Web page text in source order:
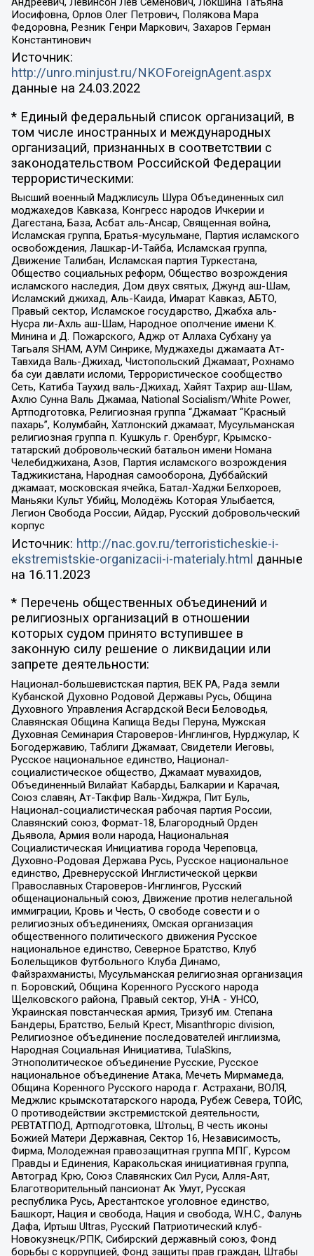
Иосифовна, Орлов Олег Петрович, Полякова Мара
Федоровна, Резник Генри Маркович, Захаров Герман
Константинович
Источник:
http://unro.minjust.ru/NKOForeignAgent.aspx
данные на 24.03.2022
* Единый федеральный список организаций, в
том числе иностранных и международных
организаций, признанных в соответствии с
законодательством Российской Федерации
террористическими:
Высший военный Маджлисуль Шура Объединенных сил
моджахедов Кавказа, Конгресс народов Ичкерии и
Дагестана, База, Асбат аль-Ансар, Священная война,
Исламская группа, Братья-мусульмане, Партия исламского
освобождения, Лашкар-И-Тайба, Исламская группа,
Движение Талибан, Исламская партия Туркестана,
Общество социальных реформ, Общество возрождения
исламского наследия, Дом двух святых, Джунд аш-Шам,
Исламский джихад, Аль-Каида, Имарат Кавказ, АБТО,
Правый сектор, Исламское государство, Джабха аль-
Нусра ли-Ахль аш-Шам, Народное ополчение имени К.
Минина и Д. Пожарского, Аджр от Аллаха Субхану уа
Тагьаля SHAM, АУМ Синрике, Муджахеды джамаата Ат-
Тавхида Валь-Джихад, Чистопольский Джамаат, Рохнамо
ба суи давлати исломи, Террористическое сообщество
Сеть, Катиба Таухид валь-Джихад, Хайят Тахрир аш-Шам,
Ахлю Сунна Валь Джамаа, National Socialism/White Power,
Артподготовка, Религиозная группа “Джамаат “Красный
пахарь”, Колумбайн, Хатлонский джамаат, Мусульманская
религиозная группа п. Кушкуль г. Оренбург, Крымско-
татарский добровольческий батальон имени Номана
Челебиджихана, Азов, Партия исламского возрождения
Таджикистана, Народная самооборона, Дуббайский
джамаат, московская ячейка, Батал-Хаджи Белхороев,
Маньяки Культ Убийц, Молодёжь Которая Улыбается,
Легион Свобода России, Айдар, Русский добровольческий
корпус
Источник: http://nac.gov.ru/terroristicheskie-i-
ekstremistskie-organizacii-i-materialy.html данные
на 16.11.2023
* Перечень общественных объединений и
религиозных организаций в отношении
которых судом принято вступившее в
законную силу решение о ликвидации или
запрете деятельности:
Национал-большевистская партия, ВЕК РА, Рада земли
Кубанской Духовно Родовой Державы Русь, Община
Духовного Управления Асгардской Веси Беловодья,
Славянская Община Капища Веды Перуна, Мужская
Духовная Семинария Староверов-Инглингов, Нурджулар, К
Богодержавию, Таблиги Джамаат, Свидетели Иеговы,
Русское национальное единство, Национал-
социалистическое общество, Джамаат мувахидов,
Объединенный Вилайат Кабарды, Балкарии и Карачая,
Союз славян, Ат-Такфир Валь-Хиджра, Пит Буль,
Национал-социалистическая рабочая партия России,
Славянский союз, Формат-18, Благородный Орден
Дьявола, Армия воли народа, Национальная
Социалистическая Инициатива города Череповца,
Духовно-Родовая Держава Русь, Русское национальное
единство, Древнерусской Инглистической церкви
Православных Староверов-Инглингов, Русский
общенациональный союз, Движение против нелегальной
иммиграции, Кровь и Честь, О свободе совести и о
религиозных объединениях, Омская организация
общественного политического движения Русское
национальное единство, Северное Братство, Клуб
Болельщиков Футбольного Клуба Динамо,
Файзрахманисты, Мусульманская религиозная организация
п. Боровский, Община Коренного Русского народа
Щелковского района, Правый сектор, УНА - УНСО,
Украинская повстанческая армия, Тризуб им. Степана
Бандеры, Братство, Белый Крест, Misanthropic division,
Религиозное объединение последователей инглиизма,
Народная Социальная Инициатива, TulaSkins,
Этнополитическое объединение Русские, Русское
национальное объединение Атака, Мечеть Мирмамеда,
Община Коренного Русского народа г. Астрахани, ВОЛЯ,
Меджлис крымскотатарского народа, Рубеж Севера, ТОЙС,
О противодействии экстремистской деятельности,
РЕВТАТПОД, Артподготовка, Штольц, В честь иконы
Божией Матери Державная, Сектор 16, Независимость,
Фирма, Молодежная правозащитная группа МПГ, Курсом
Правды и Единения, Каракольская инициативная группа,
Автоград Крю, Союз Славянских Сил Руси, Алля-Аят,
Благотворительный пансионат Ак Умут, Русская
республика Русь, Арестантское уголовное единство,
Башкорт, Нация и свобода, Нация и свобода, W.H.С., Фалунь
Дафа, Иртыш Ultras, Русский Патриотический клуб-
Новокузнецк/РПК, Сибирский державный союз, Фонд
борьбы с коррупцией, Фонд защиты прав граждан, Штабы